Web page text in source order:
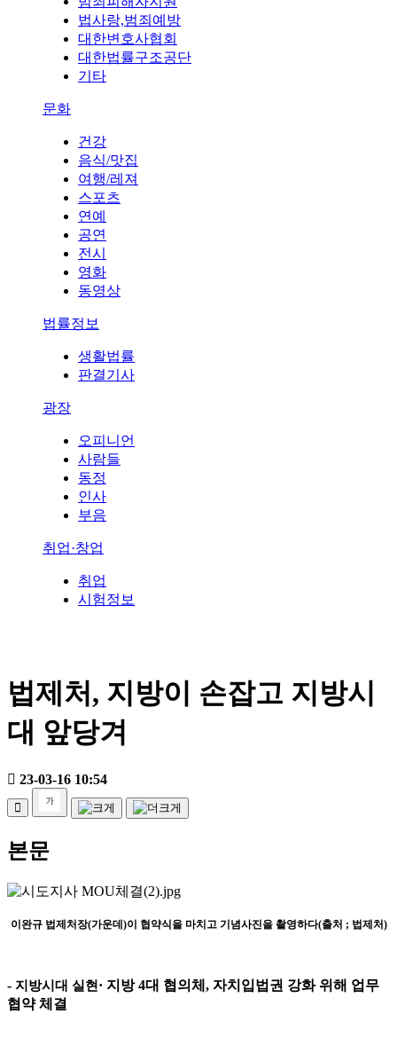
법사랑,범죄예방
대한변호사협회
대한법률구조공단
기타
문화
건강
음식/맛집
여행/레져
스포츠
연예
공연
전시
영화
동영상
법률정보
생활법률
판결기사
광장
오피니언
사람들
동정
인사
부음
취업·창업
취업
시험정보
법제처, 지방이 손잡고 지방시
대 앞당겨
23-03-16 10:54
본문
이완규 법제처장(가운데)이 협약식을 마치고 기념사진을 촬영하다(출처 ; 법제처)
- 지방시대 실현· 지방4대 협의체 , 자치입법권 강화 위해 업무
협약 체결